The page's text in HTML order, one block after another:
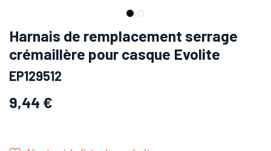
Harnais de remplacement serrage
crémaillère pour casque Evolite
EP129512
9,44 €